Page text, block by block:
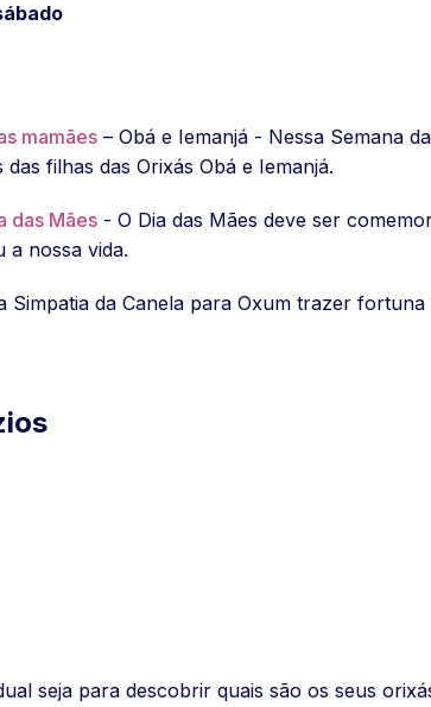
mamães – Obá e Iemanjá - Nessa Semana
filhas das Orixás Obá e Iemanjá.
das Mães - O Dia das Mães deve ser
a nossa vida.
Simpatia da Canela para Oxum trazer
seja para descobrir quais são os seus